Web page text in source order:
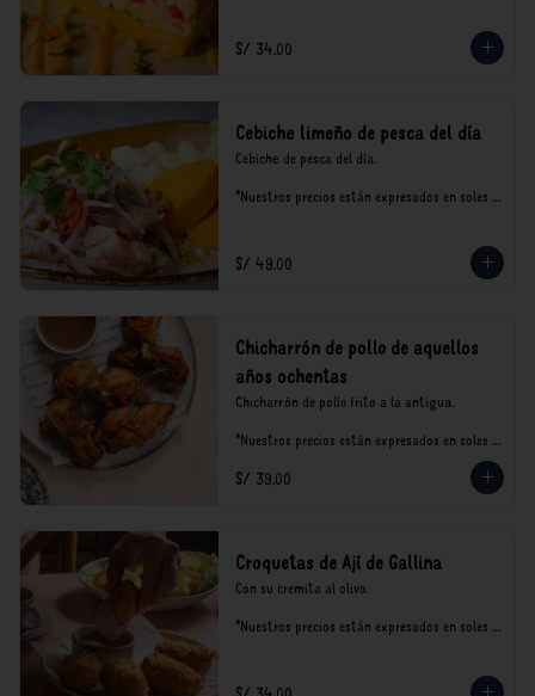
S/ 34.00
Cebiche limeño de pesca del día
Cebiche de pesca del día.
*Nuestros precios están expresados en soles e
S/ 49.00
Chicharrón de pollo de aquellos
años ochentas
Chicharrón de pollo frito a la antigua.
*Nuestros precios están expresados en soles e
consumo.
S/ 39.00
Croquetas de Ají de Gallina
Con su cremita al olivo.
*Nuestros precios están expresados en soles e